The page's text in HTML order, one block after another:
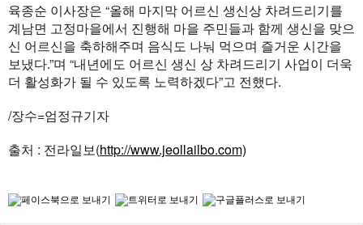
육종순 이사장은 “올해 마지막 어르신 생신상 차려드리기를
계남면 고정마을에서 진행해 마을 주민들과 함께 생신을 맞으
신 어르신을 축하해주며 음식도 나눠 먹으며 즐거운 시간을
보냈다.”며 “내년에도 어르신 생신 상 차려드리기 사업이 더욱
더 활성화가 될 수 있도록 노력하겠다”고 전했다.
/장수=엄정규기자
출처 : 전라일보(http://www.jeollailbo.com)